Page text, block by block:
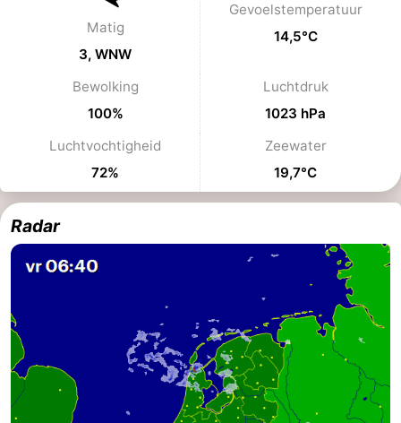
Evenementen
Route
-
Reisboekenwinkel
Nieuws
Medische
Matig
3, WNW
Gevoels­temperatuur
14,5°C
Bewolking
100%
Luchtdruk
1023 hPa
Luchtvochtigheid
72%
Zeewater
19,7°C
Radar